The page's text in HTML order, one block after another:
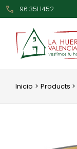
al
contenido
96 351 1452
Inicio Products